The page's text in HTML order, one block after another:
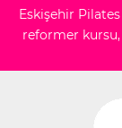
Eskişehir
reformer